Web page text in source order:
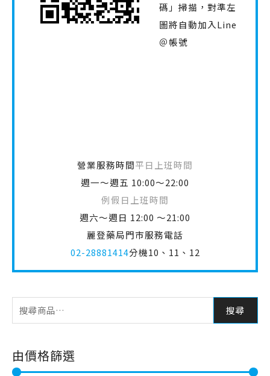
碼」掃描，對準左
圖將自動加入Line
＠帳號
營業服務時間平日上班時間
週一～週五 10:00～22:00
例假日上班時間
週六～週日 12:00 ～21:00
麗登藥局門市服務電話
02-28881414分機10、11、12
搜尋
由價格篩選